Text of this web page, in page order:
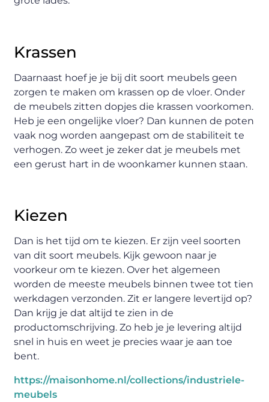
Krassen
Daarnaast hoef je je bij dit soort meubels geen
zorgen te maken om krassen op de vloer. Onder
de meubels zitten dopjes die krassen voorkomen.
Heb je een ongelijke vloer? Dan kunnen de poten
vaak nog worden aangepast om de stabiliteit te
verhogen. Zo weet je zeker dat je meubels met
een gerust hart in de woonkamer kunnen staan.
Kiezen
Dan is het tijd om te kiezen. Er zijn veel soorten
van dit soort meubels. Kijk gewoon naar je
voorkeur om te kiezen. Over het algemeen
worden de meeste meubels binnen twee tot tien
werkdagen verzonden. Zit er langere levertijd op?
Dan krijg je dat altijd te zien in de
productomschrijving. Zo heb je je levering altijd
snel in huis en weet je precies waar je aan toe
bent.
https://maisonhome.nl/collections/industriele-
meubels